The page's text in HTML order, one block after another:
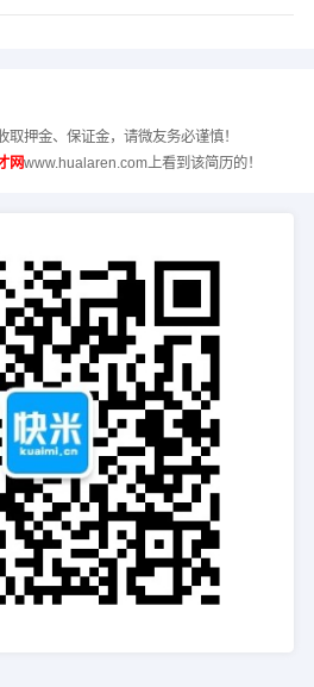
押金、保证金，请微友务必谨慎！
网www.hualaren.com上看到该简历的！